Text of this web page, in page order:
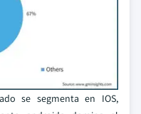
se segmenta en IOS,